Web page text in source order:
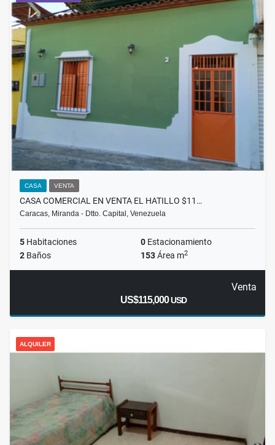
CASA VENTA
CASA COMERCIAL EN VENTA EL HATILLO $11…
Caracas, Miranda - Dtto. Capital, Venezuela
5 Habitaciones 0 Estacionamiento
2 Baños 153Área m2
Venta
US$115,000USD
ALQUILER